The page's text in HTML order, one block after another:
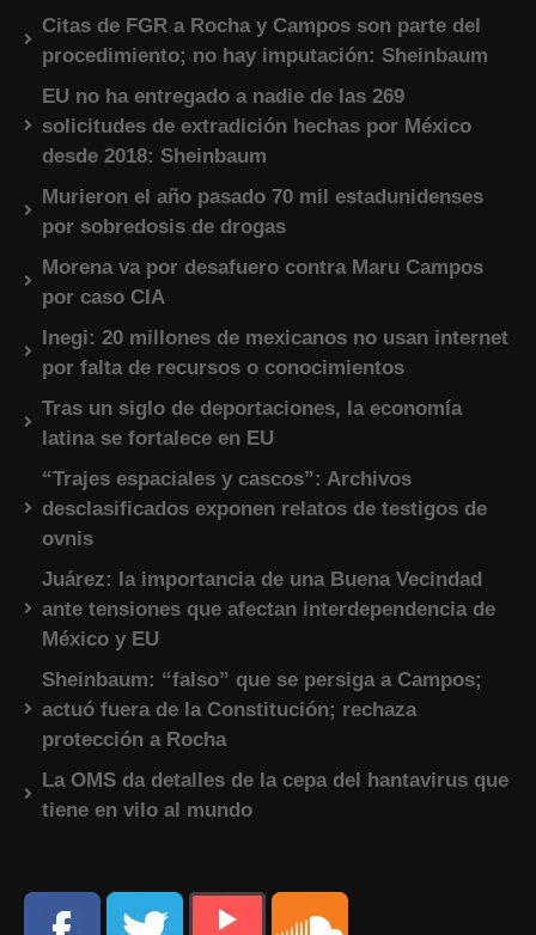
Citas de FGR a Rocha y Campos son parte del
procedimiento; no hay imputación: Sheinbaum
EU no ha entregado a nadie de las 269
solicitudes de extradición hechas por México
desde 2018: Sheinbaum
Murieron el año pasado 70 mil estadunidenses
por sobredosis de drogas
Morena va por desafuero contra Maru Campos
por caso CIA
Inegi: 20 millones de mexicanos no usan internet
por falta de recursos o conocimientos
Tras un siglo de deportaciones, la economía
latina se fortalece en EU
“Trajes espaciales y cascos”: Archivos
desclasificados exponen relatos de testigos de
ovnis
Juárez: la importancia de una Buena Vecindad
ante tensiones que afectan interdependencia de
México y EU
Sheinbaum: “falso” que se persiga a Campos;
actuó fuera de la Constitución; rechaza
protección a Rocha
La OMS da detalles de la cepa del hantavirus que
tiene en vilo al mundo